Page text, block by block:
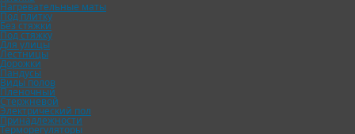
Нагревательные маты
Под плитку
Без стяжки
Под стяжку
Для улицы
Лестницы
Дорожки
Пандусы
Виды полов
Пленочный
Стержневой
Электрический пол
Принадлежности
Терморегуляторы
Петербурга
Бесплатный выезд для
(при заказе услуги
Индивидуальные скидки при